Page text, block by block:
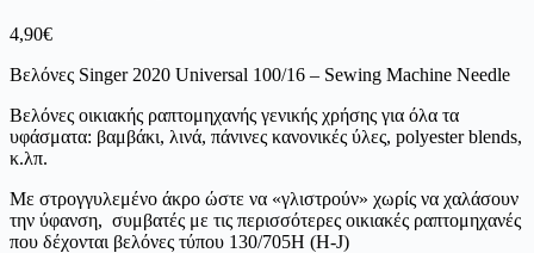
4,90€
Βελόνες Singer 2020 Universal 100/16 – Sewing Machine Needle
Βελόνες οικιακής ραπτομηχανής γενικής χρήσης για όλα τα
υφάσματα: βαμβάκι, λινά, πάνινες κανονικές ύλες, polyester blends,
κ.λπ.
Με στρογγυλεμένο άκρο ώστε να «γλιστρούν» χωρίς να χαλάσουν
την ύφανση, συμβατές με τις περισσότερες οικιακές ραπτομηχανές
που δέχονται βελόνες τύπου 130/705H (H-J)